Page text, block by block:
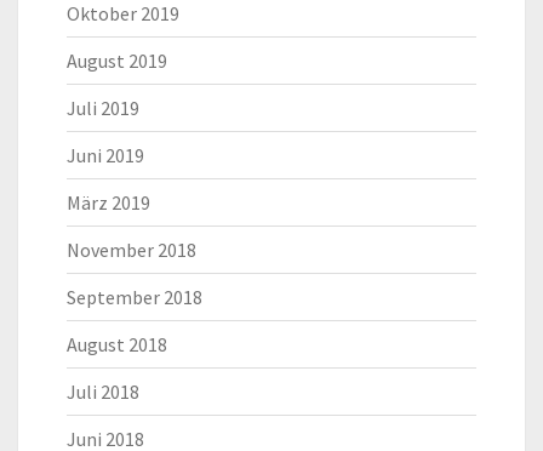
Oktober 2019
August 2019
Juli 2019
Juni 2019
März 2019
November 2018
September 2018
August 2018
Juli 2018
Juni 2018